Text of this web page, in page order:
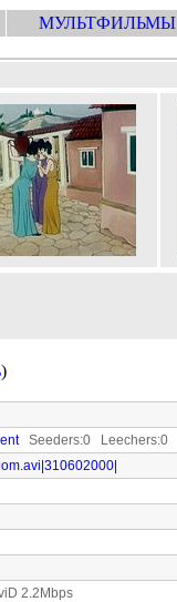
МУЛЬТФИЛЬМЫ
)
Seeders:0 Leechers:0
2.2Mbps